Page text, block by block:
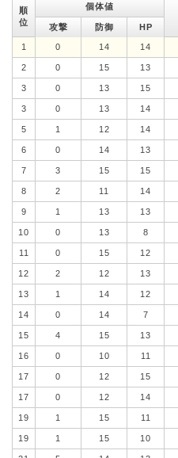
順
位
個体値
攻撃
防御 HP
1 0 14 14
2 0 15 13
3 0 13 15
3 0 13 14
5 1 12 14
6 0 14 13
7 3 15 15
8 2 11 14
9 1 13 13
10 0 13 8
11 0 15 12
12 2 12 13
13 1 14 12
14 0 14 7
15 4 15 13
16 0 10 11
17 0 12 15
17 0 12 14
19 1 15 11
19 1 15 10